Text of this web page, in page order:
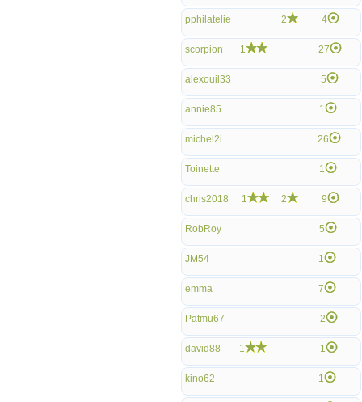
pphilatelie 2 4
scorpion 1 27
alexouil33 5
annie85 1
michel2i 26
Toinette 1
chris2018 1 2 9
RobRoy 5
JM54 1
emma 7
Patmu67 2
david88 1 1
kino62 1